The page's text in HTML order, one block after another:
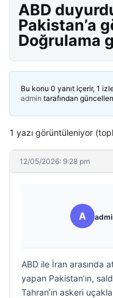
ABD
Pakistan’a
Doğrulama
Bu konu 0 yanıt içerir, 1
admin tarafından
1 yazı görüntüleniyor
12/05/2026: 9:28 pm
A
ABD ile İran arasında
yapan Pakistan’ın,
Tahran’ın askeri